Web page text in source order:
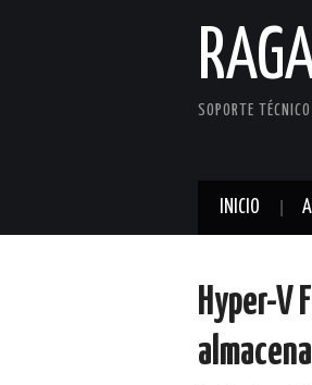
SOPORTE
INICIO
Hyper-V